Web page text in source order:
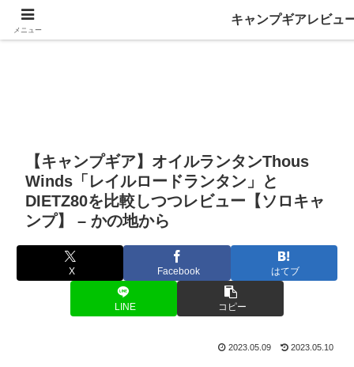
【キャンプギア】オイルランタンThous
Winds「レイルロードランタン」と
DIETZ80を比較しつつレビュー【ソロキャ
ンプ】 – かの地から
X Facebook はてブ
LINE コピー
2023.05.09 2023.05.10
メニュー
キャンプギアレビュ